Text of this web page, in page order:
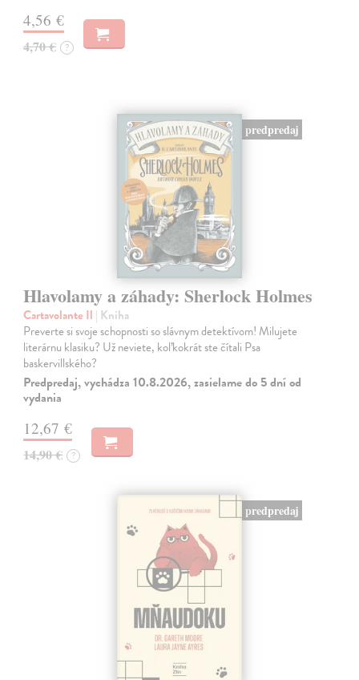
4,56 €
4,70 € ?
predpredaj
Hlavolamy a záhady: Sherlock Holmes
Cartavolante Il | Kniha
Preverte si svoje schopnosti so slávnym detektívom! Milujete
literárnu klasiku? Už neviete, koľkokrát ste čítali Psa
baskervillského?
Predpredaj, vychádza 10.8.2026, zasielame do 5 dní od
vydania
12,67 €
14,90 € ?
predpredaj